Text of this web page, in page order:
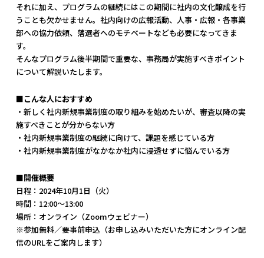
それに加え、プログラムの継続にはこの期間に社内の文化醸成を行
うことも欠かせません。社内向けの広報活動、人事・広報・各事業
部への協力依頼、落選者へのモチベートなども必要になってきま
す。
そんなプログラム後半期間で重要な、事務局が実施すべきポイント
について解説いたします。
■こんな人におすすめ
・新しく社内新規事業制度の取り組みを始めたいが、審査以降の実
施すべきことが分からない方
・社内新規事業制度の継続に向けて、課題を感じている方
・社内新規事業制度がなかなか社内に浸透せずに悩んでいる方
■開催概要
日程：2024年10月1日（火）
時間：12:00〜13:00
場所：オンライン（Zoomウェビナー）
※参加無料／要事前申込（お申し込みいただいた方にオンライン配
信のURLをご案内します）